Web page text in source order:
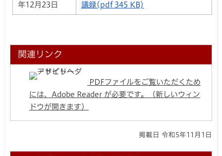
年12月23日
議録(pdf 345 KB)
関連リンク
PDFファイルをご覧いただくため
には、Adobe Reader が必要です。（新しいウィン
ドウが開きます）
掲載日 令和5年11月1日